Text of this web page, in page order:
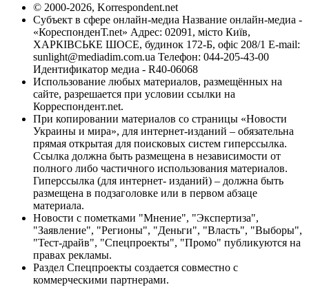
© 2000-2026, Korrespondent.net
Субъект в сфере онлайн-медиа Название онлайн-медиа -
«КореспонденТ.net» Адрес: 02091, місто Київ,
ХАРКІВСЬКЕ ШОСЕ, будинок 172-Б, офіс 208/1 E-mail:
sunlight@mediadim.com.ua Телефон: 044-205-43-00
Идентификатор медиа - R40-06068
Использование любых материалов, размещённых на
сайте, разрешается при условии ссылки на
Корреспондент.net.
При копировании материалов со страницы «Новости
Украины и мира», для интернет-изданий – обязательна
прямая открытая для поисковых систем гиперссылка.
Ссылка должна быть размещена в независимости от
полного либо частичного использования материалов.
Гиперссылка (для интернет- изданий) – должна быть
размещена в подзаголовке или в первом абзаце
материала.
Новости с пометками "Мнение", "Экспертиза",
"Заявление", "Регионы", "Деньги", "Власть", "Выборы",
"Тест-драйв", "Спецпроекты", "Промо" публикуются на
правах рекламы.
Раздел Спецпроекты создается совместно с
коммерческими партнерами.